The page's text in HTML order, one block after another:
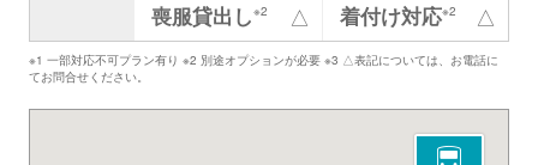
喪服貸出し※2 △ 着付け対応※2 △
※1 一部対応不可プラン有り ※2 別途オプションが必要 ※3 △表記については、お電話に
てお問合せください。